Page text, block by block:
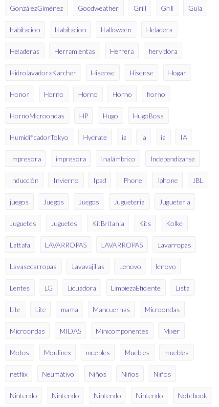
GonzálezGiménez Goodweather Grill Grill Guía
habitacion Habitacion Halloween Heladera
Heladeras Herramientas Herrera hervidora
HidrolavadoraKarcher Hisense Hisense Hogar
Honor Horno Horno Horno horno
HornoMicroondas HP Hugo HugoBoss
HumidificadorTokyo Hydrate ia ia ia IA
Impresora impresora Inalámbrico Independizarse
Inducción Invierno Ipad IPhone Iphone JBL
juegos Juegos Juegos Jugueteria Jugueteria
Juguetes Juguetes KitBritania Kits Kolke
Lattafa LAVARROPAS LAVARROPAS Lavarropas
Lavasecarropas Lavavajillas Lenovo lenovo
Lentes LG Licuadora LimpiezaEficiente Lista
Lite Lite mama Mancuernas Microondas
Microondas MIDAS Minicomponentes Mixer
Motos Moulinex muebles Muebles muebles
netflix Neumátivo Niños Niños Niños
Nintendo Nintendo Nintendo Nintendo Notebook